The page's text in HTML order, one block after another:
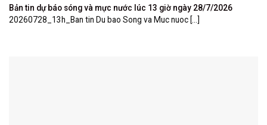
Bản tin dự báo sóng và mực nước lúc 13 giờ ngày 28/7/2026
20260728_13h_Ban tin Du bao Song va Muc nuoc [...]